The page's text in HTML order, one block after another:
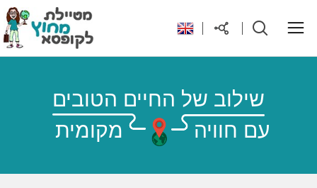
יעדים בעולם
טיפים והנחות לטיול
שילוב של החיים הטובים
עם חוויה
מקומית